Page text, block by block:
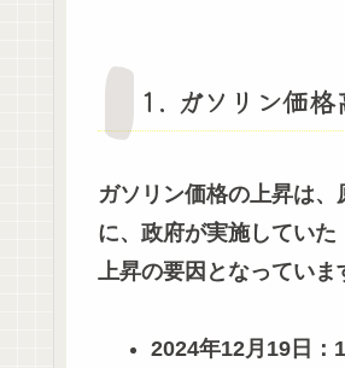
1. ガソリン価格
ガソリン価格の上昇は
に、政府が実施してい
上昇の要因となっていま
2024年12月19日：